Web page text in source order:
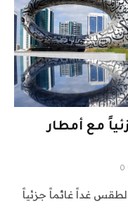
مع أمطار
0
غداً غائماً جزئياً